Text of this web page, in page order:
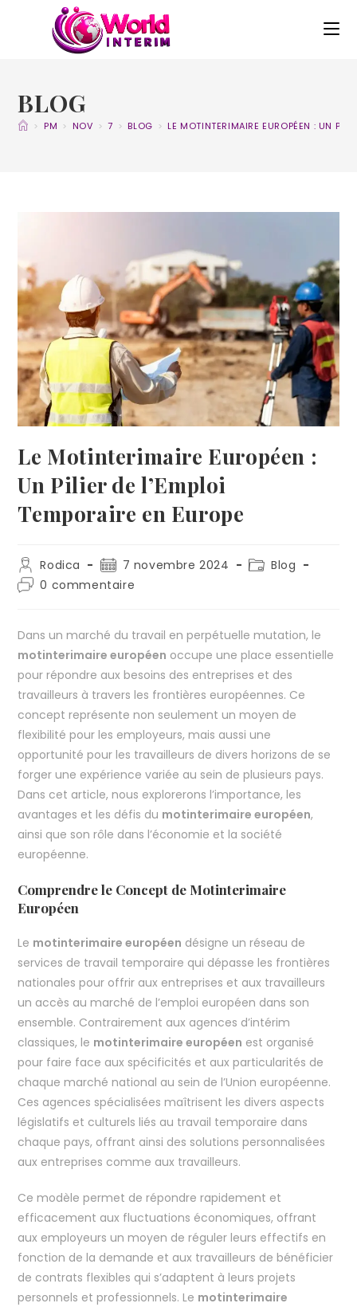
BLOG
> PM > NOV > 7 > BLOG > LE MOTINTERIMAIRE EUROPÉEN : UN
Le Motinterimaire Européen :
Un Pilier de l’Emploi
Temporaire en Europe
Rodica 7 novembre 2024
Blog
0 commentaire
Dans un marché du travail en perpétuelle mutation, le
motinterimaire européen occupe une place essentielle
pour répondre aux besoins des entreprises et des
travailleurs à travers les frontières européennes. Ce
concept représente non seulement un moyen de
flexibilité pour les employeurs, mais aussi une
opportunité pour les travailleurs de divers horizons de se
forger une expérience variée au sein de plusieurs pays.
Dans cet article, nous explorerons l’importance, les
avantages et les défis du motinterimaire européen,
ainsi que son rôle dans l’économie et la société
européenne.
Comprendre le Concept de Motinterimaire
Européen
Le motinterimaire européen désigne un réseau de
services de travail temporaire qui dépasse les frontières
nationales pour offrir aux entreprises et aux travailleurs
un accès au marché de l’emploi européen dans son
ensemble. Contrairement aux agences d’intérim
classiques, le motinterimaire européen est organisé
pour faire face aux spécificités et aux particularités de
chaque marché national au sein de l’Union européenne.
Ces agences spécialisées maîtrisent les divers aspects
législatifs et culturels liés au travail temporaire dans
chaque pays, offrant ainsi des solutions personnalisées
aux entreprises comme aux travailleurs.
Ce modèle permet de répondre rapidement et
efficacement aux fluctuations économiques, offrant
aux employeurs un moyen de réguler leurs effectifs en
fonction de la demande et aux travailleurs de bénéficier
de contrats flexibles qui s’adaptent à leurs projets
personnels et professionnels. Le motinterimaire